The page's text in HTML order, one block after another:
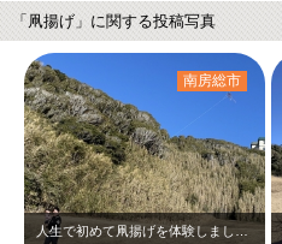
「凧揚げ」に関する投稿写真
南房総市